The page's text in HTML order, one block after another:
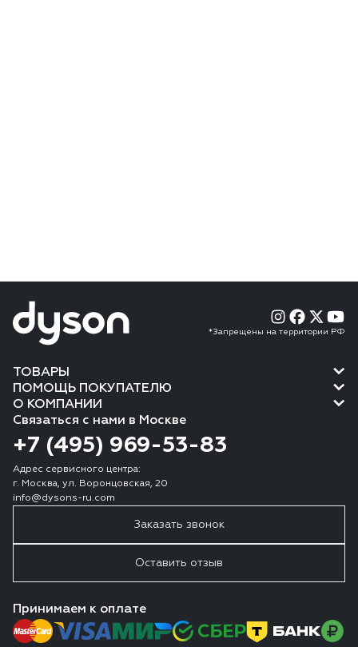
*Запрещены на территории РФ
ТОВАРЫ
ПОМОЩЬ ПОКУПАТЕЛЮ
О КОМПАНИИ
Связаться с нами в Москве
+7 (495) 969-53-83
Адрес сервисного центра:
г. Москва, ул. Воронцовская, 20
info@dysons-ru.com
Заказать звонок
Оставить отзыв
Принимаем к оплате